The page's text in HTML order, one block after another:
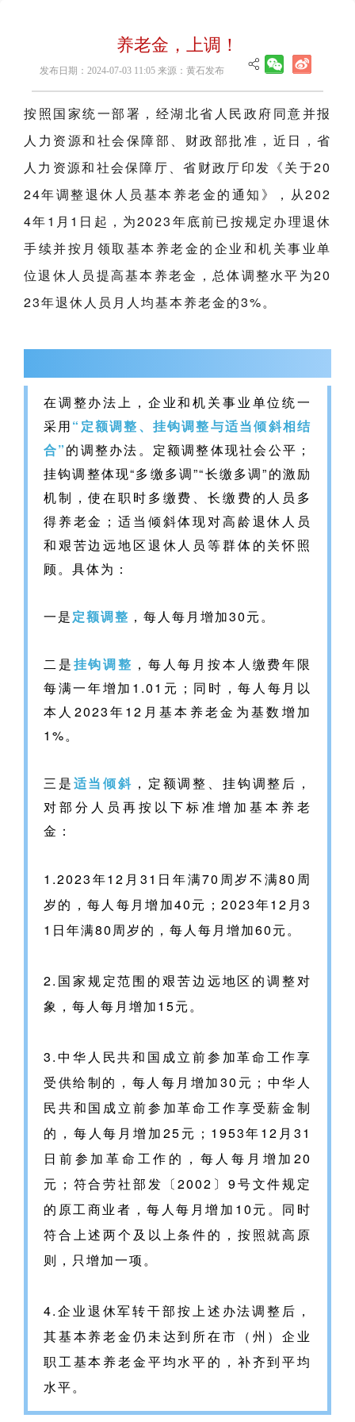
养老金，上调！
发布日期：2024-07-03 11:05 来源：黄石发布
按照国家统一部署，经湖北省人民政府同意并报
人力资源和社会保障部、财政部批准，近日，省
人力资源和社会保障厅、省财政厅印发《关于20
24年调整退休人员基本养老金的通知》，从202
4年1月1日起，为2023年底前已按规定办理退休
手续并按月领取基本养老金的企业和机关事业单
位退休人员提高基本养老金，总体调整水平为20
23年退休人员月人均基本养老金的3%。
在调整办法上，企业和机关事业单位统一
采用“定额调整、挂钩调整与适当倾斜相结
合”的调整办法。定额调整体现社会公平；
挂钩调整体现“多缴多调”“长缴多调”的激励
机制，使在职时多缴费、长缴费的人员多
得养老金；适当倾斜体现对高龄退休人员
和艰苦边远地区退休人员等群体的关怀照
顾。具体为：
一是定额调整 ，每人每月增加30元。
二是挂钩调整 ，每人每月按本人缴费年限
每满一年增加1.01元；同时，每人每月以
本人2023年12月基本养老金为基数增加
1%。
三是适当倾斜 ，定额调整、挂钩调整后，
对部分人员再按以下标准增加基本养老
金：
1.2023年12月31日年满70周岁不满80周
岁的，每人每月增加40元；2023年12月3
1日年满80周岁的，每人每月增加60元。
2.国家规定范围的艰苦边远地区的调整对
象，每人每月增加15元。
3.中华人民共和国成立前参加革命工作享
受供给制的，每人每月增加30元；中华人
民共和国成立前参加革命工作享受薪金制
的，每人每月增加25元；1953年12月31
日前参加革命工作的，每人每月增加20
元；符合劳社部发〔2002〕9号文件规定
的原工商业者，每人每月增加10元。同时
符合上述两个及以上条件的，按照就高原
则，只增加一项。
4.企业退休军转干部按上述办法调整后，
其基本养老金仍未达到所在市（州）企业
职工基本养老金平均水平的，补齐到平均
水平。